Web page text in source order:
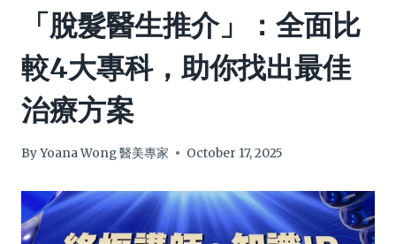
「脫髮醫生推介」：全面比
較4大專科，助你找出最佳
治療方案
ByYoana Wong 醫美專家 October 17, 2025